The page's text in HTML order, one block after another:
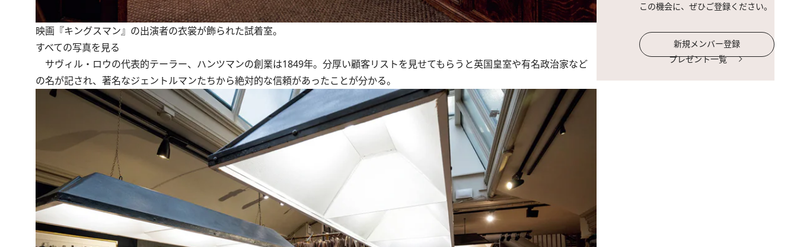
映画『キングスマン』の出演者の衣裳が飾られた試着室。
すべての写真を見る
サヴィル・ロウの代表的テーラー、ハンツマンの創業は1849年。分厚い顧客リストを見せてもらうと英国皇室や有名政治家など
の名が記され、著名なジェントルマンたちから絶対的な信頼があったことが分かる。
この機会に、ぜひご登録ください。
新規メンバー登録
プレゼント一覧